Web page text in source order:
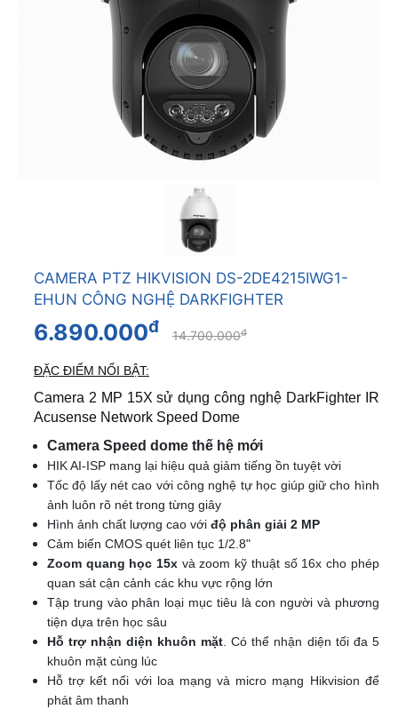
CAMERA PTZ HIKVISION DS-2DE4215IWG1-
EHUN CÔNG NGHỆ DARKFIGHTER
6.890.000đ 14.700.000đ
ĐẶC ĐIỂM NỔI BẬT:
Camera 2 MP 15X sử dụng công nghệ DarkFighter IR
Acusense Network Speed ​​Dome
Camera Speed dome thế hệ mới
HIK AI-ISP mang lại hiệu quả giảm tiếng ồn tuyệt vời
Tốc độ lấy nét cao với công nghệ tự học giúp giữ cho hình
ảnh luôn rõ nét trong từng giây
Hình ảnh chất lượng cao với độ phân giải 2 MP
Cảm biến CMOS quét liên tục 1/2.8"
Zoom quang học 15x và zoom kỹ thuật số 16x cho phép
quan sát cận cảnh các khu vực rộng lớn
Tập trung vào phân loại mục tiêu là con người và phương
tiện dựa trên học sâu
Hỗ trợ nhận diện khuôn mặt . Có thể nhận diện tối đa 5
khuôn mặt cùng lúc
Hỗ trợ kết nối với loa mạng và micro mạng Hikvision để
phát âm thanh